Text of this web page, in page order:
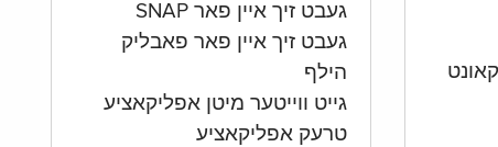
געבט זיך איין פאר SNAP
געבט זיך איין פאר פאבליק
הילף
גייט ווייטער מיטן אפליקאציע
טרעק אפליקאציע